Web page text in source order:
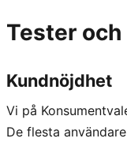
Tester
Kundnöjdhet
Vi på
De flesta